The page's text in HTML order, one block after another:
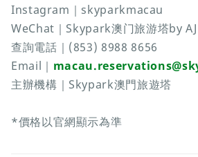
Instagram｜skyparkmacau
WeChat｜Skypark澳门旅游塔by
查詢電話｜(853) 8988 8656
Email｜
主辦機構｜Skypark澳門旅遊塔
*價格以官網顯示為準